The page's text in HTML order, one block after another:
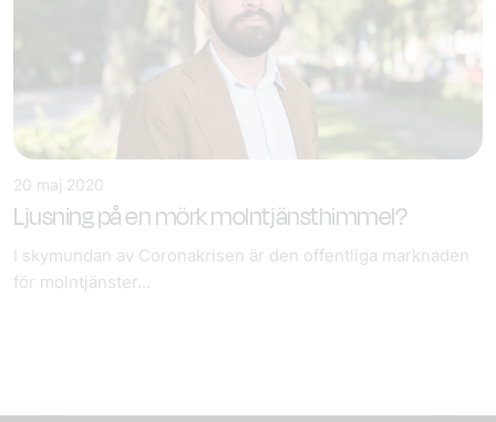
20 maj 2020
Ljusning på en mörk molntjänsthimmel?
I skymundan av Coronakrisen är den offentliga marknaden
för molntjänster...